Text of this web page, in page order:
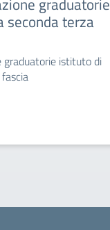
terza
graduatorie istituto di